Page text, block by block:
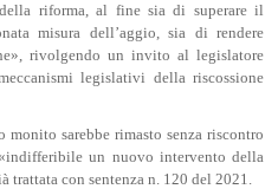
riforma, al fine sia di superare il
misura dell’aggio, sia di rendere
rivolgendo un invito al legislatore
legislativi della riscossione
sarebbe rimasto senza riscontro
un nuovo intervento della
trattata con sentenza n. 120 del 2021.